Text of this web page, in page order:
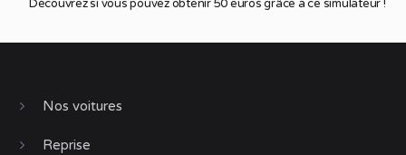
Découvrez si vous pouvez obtenir 50 euros grâce à ce simulateur !
Nos voitures
Reprise